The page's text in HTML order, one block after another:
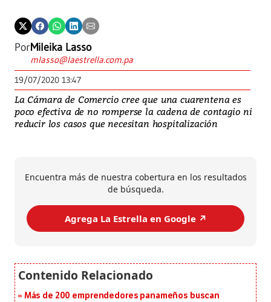
PorMileika Lasso
mlasso@laestrella.com.pa
19/07/2020 13:47
La Cámara de Comercio cree que una cuarentena es
poco efectiva de no romperse la cadena de contagio ni
reducir los casos que necesitan hospitalización
Encuentra más de nuestra cobertura en los resultados
de búsqueda.
Agrega La Estrella en Google ↗️
Más de 200 emprendedores panameños buscan